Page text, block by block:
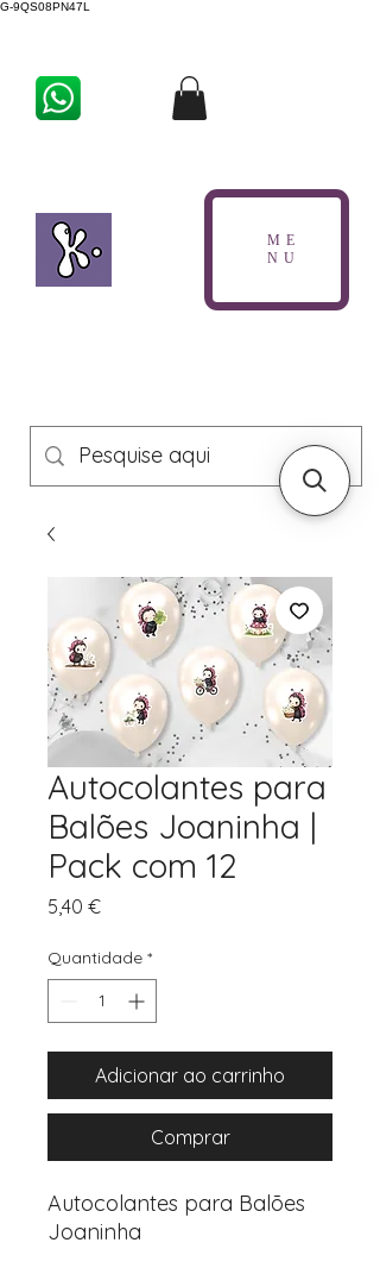
G-9QS08PN47L
ME
NU
Autocolantes para
Balões Joaninha |
Pack com 12
5,40 €Preço
Quantidade *
Adicionar ao carrinho
Comprar
Autocolantes para Balões
Joaninha